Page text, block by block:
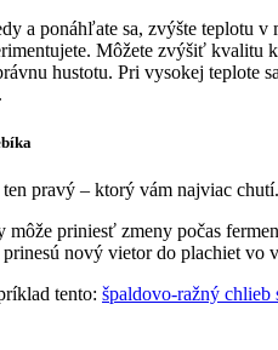
a ponáhľate sa, zvýšte teplotu v
Môžete zvýšiť kvalitu
hustotu. Pri vysokej teplote
pravý – ktorý vám najviac chutí.
priniesť zmeny počas
nový vietor do plachiet vo
tento: špaldovo-ražný chlieb